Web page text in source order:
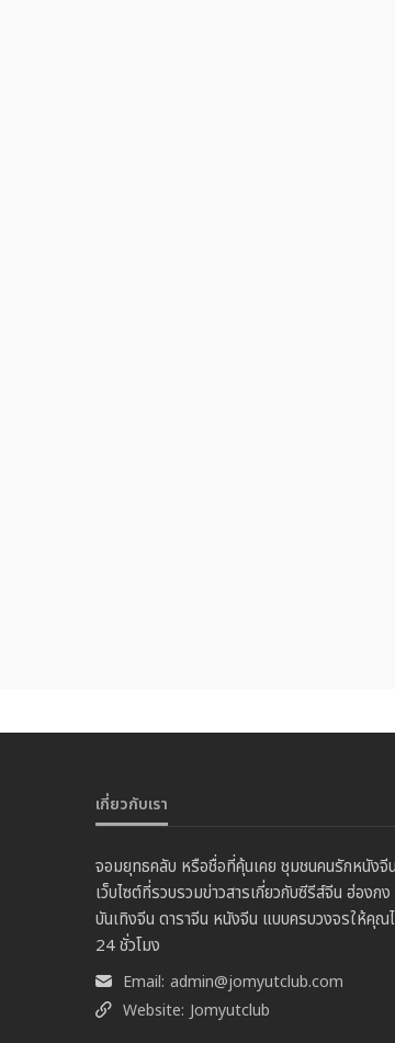
เกี่ยวกับเรา
จอมยุทธคลับ หรือชื่อที่คุ้นเคย ชุมชนคนรักหนังจี
เว็บไซต์ที่รวบรวมข่าวสารเกี่ยวกับซีรีส์จีน ฮ่องกง
บันเทิงจีน ดาราจีน หนังจีน แบบครบวงจรให้คุณ
24 ชั่วโมง
Email: admin@jomyutclub.com
Website: Jomyutclub